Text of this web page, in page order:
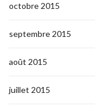
octobre 2015
septembre 2015
août 2015
juillet 2015